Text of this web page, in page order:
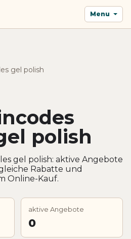
Menu
gel polish
polish
gel polish: aktive Angebote
Rabatte und
Online-Kauf.
aktive Angebote
0